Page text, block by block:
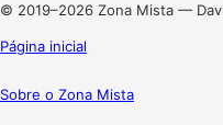
© 2019–2026 Zona Mista —
Página inicial
Sobre o Zona Mista